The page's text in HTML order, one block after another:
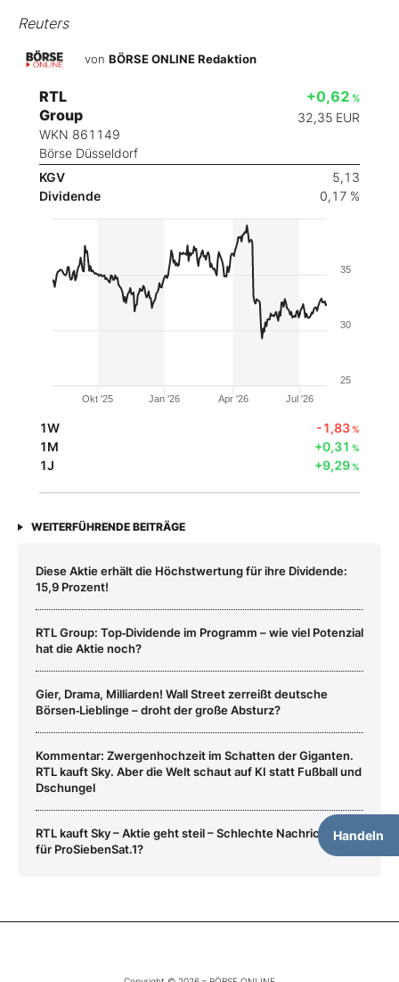
Reuters
von BÖRSE ONLINE Redaktion
RTL
Group
WKN 861149
Börse Düsseldorf
+0,62 %
32,35 EUR
KGV
5,13
Dividende
0,17 %
Handeln
Okt '25 Jan '26 Apr '26 Jul '26
25
30
35
1W -1,83%
1M +0,31 %
1J +9,29%
WEITERFÜHRENDE BEITRÄGE
Diese Aktie erhält die Höchstwertung für ihre Dividende:
15,9 Prozent!
RTL Group: Top‑Dividende im Programm – wie viel Potenzial
hat die Aktie noch?
Gier, Drama, Milliarden! Wall Street zerreißt deutsche
Börsen‑Lieblinge – droht der große Absturz?
Kommentar: Zwergenhochzeit im Schatten der Giganten.
RTL kauft Sky. Aber die Welt schaut auf KI statt Fußball und
Dschungel
RTL kauft Sky – Aktie geht steil – Schlechte Nachrichten
für ProSiebenSat.1?